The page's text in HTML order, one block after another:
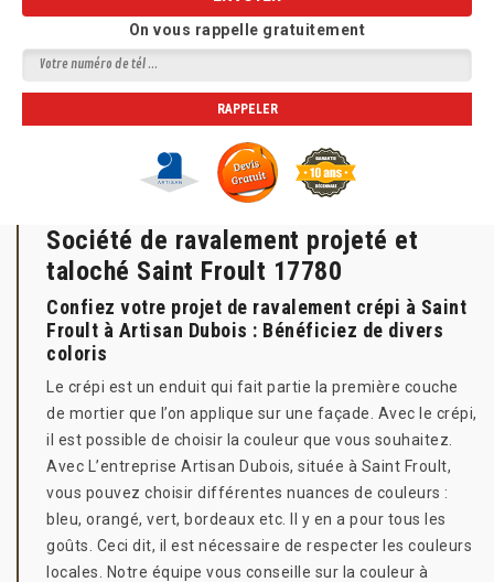
On vous rappelle gratuitement
Société de ravalement projeté et
taloché Saint Froult 17780
Confiez votre projet de ravalement crépi à Saint
Froult à Artisan Dubois : Bénéficiez de divers
coloris
Le crépi est un enduit qui fait partie la première couche
de mortier que l’on applique sur une façade. Avec le crépi,
il est possible de choisir la couleur que vous souhaitez.
Avec L’entreprise Artisan Dubois, située à Saint Froult,
vous pouvez choisir différentes nuances de couleurs :
bleu, orangé, vert, bordeaux etc. Il y en a pour tous les
goûts. Ceci dit, il est nécessaire de respecter les couleurs
locales. Notre équipe vous conseille sur la couleur à